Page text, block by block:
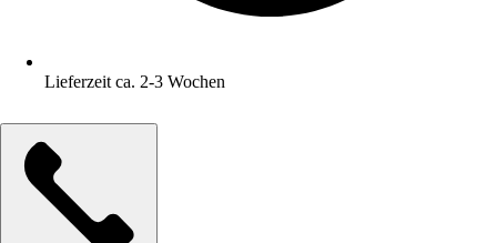
Lieferzeit ca. 2-3 Wochen